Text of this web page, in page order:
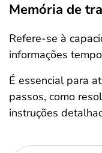
Memória de
Refere-se à
informações
É essencial para
passos, como
instruções